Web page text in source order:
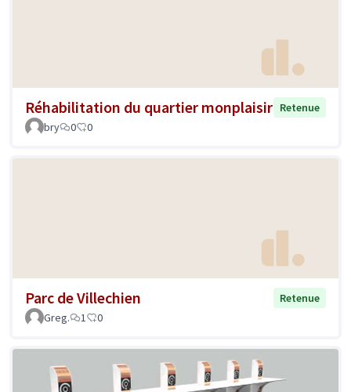
Réhabilitation du quartier monplaisir Retenue
bry
0 0
Parc de Villechien
Retenue
Greg.
1 0